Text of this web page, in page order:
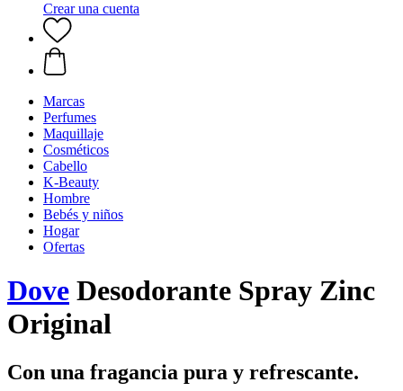
Crear una cuenta
Marcas
Perfumes
Maquillaje
Cosméticos
Cabello
K-Beauty
Hombre
Bebés y niños
Hogar
Ofertas
Dove Desodorante Spray Zinc
Original
Con una fragancia pura y refrescante.